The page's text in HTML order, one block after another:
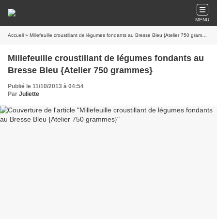
MENU
Accueil » Millefeuille croustillant de légumes fondants au Bresse Bleu {Atelier 750 grammes}
Millefeuille croustillant de légumes fondants au
Bresse Bleu {Atelier 750 grammes}
Publié le 11/10/2013 à 04:54
Par Juliette